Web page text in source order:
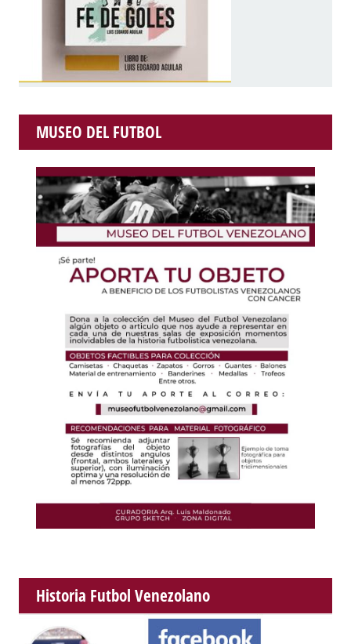
MUSEO DEL FUTBOL
Historia Futbol Venezolano